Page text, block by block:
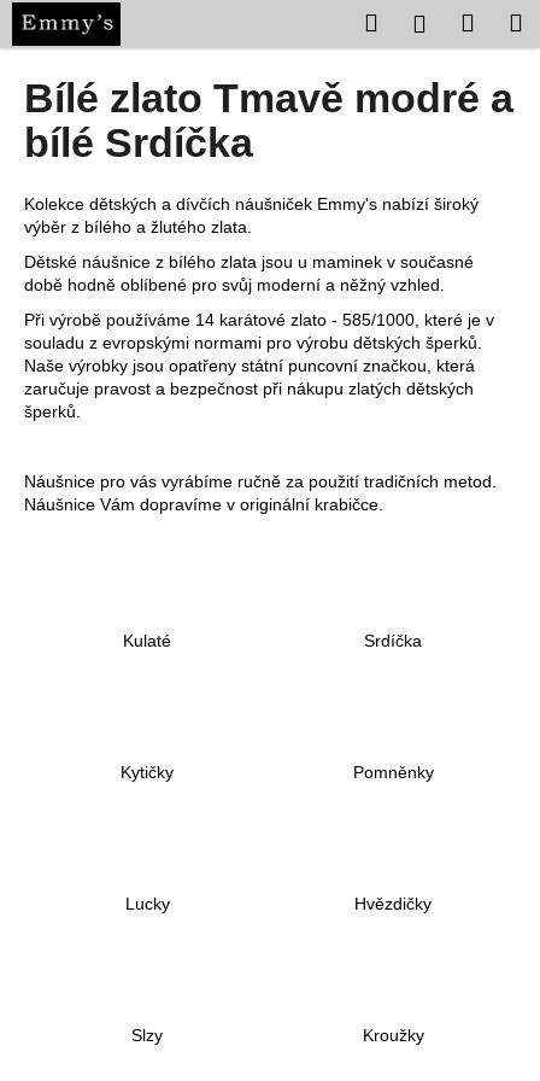
obsah
Hledat Přihlášení
Bílé zlato Tmavě modré a
bílé Srdíčka
Kolekce dětských a dívčích náušniček Emmy's nabízí široký
výběr z bílého a žlutého zlata.
Dětské náušnice z bílého zlata jsou u maminek v současné
době hodně oblíbené pro svůj moderní a něžný vzhled.
Při výrobě používáme 14 karátové zlato - 585/1000, které je v
souladu z evropskými normami pro výrobu dětských šperků.
Naše výrobky jsou opatřeny státní puncovní značkou, která
zaručuje pravost a bezpečnost při nákupu zlatých dětských
šperků.
Náušnice pro vás vyrábíme ručně za použití tradičních metod.
Náušnice Vám dopravíme v originální krabičce.
Kulaté Srdíčka
Kytičky Pomněnky
Lucky Hvězdičky
Slzy Kroužky
o
C
o
p
o
t
ř
e
b
u
j
t
e